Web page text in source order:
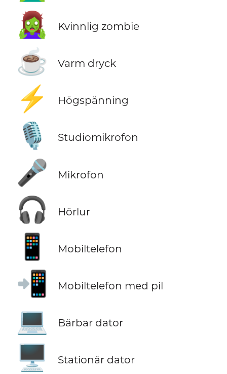
🧟‍♀️ Kvinnlig zombie
☕ Varm dryck
⚡ Högspänning
🎙️ Studiomikrofon
🎤 Mikrofon
🎧 Hörlur
📱 Mobiltelefon
📲 Mobiltelefon med pil
💻 Bärbar dator
🖥️ Stationär dator